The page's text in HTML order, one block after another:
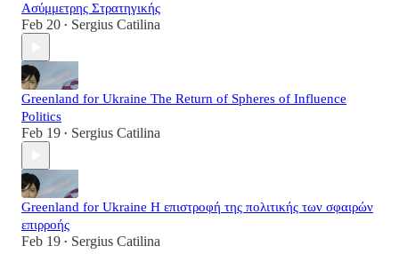
Ασύμμετρης Στρατηγικής
Feb 20 • Sergius Catilina
Greenland for Ukraine The Return of Spheres of Influence
Politics
Feb 19 • Sergius Catilina
Greenland for Ukraine Η επιστροφή της πολιτικής των σφαιρών
επιρροής
Feb 19 • Sergius Catilina